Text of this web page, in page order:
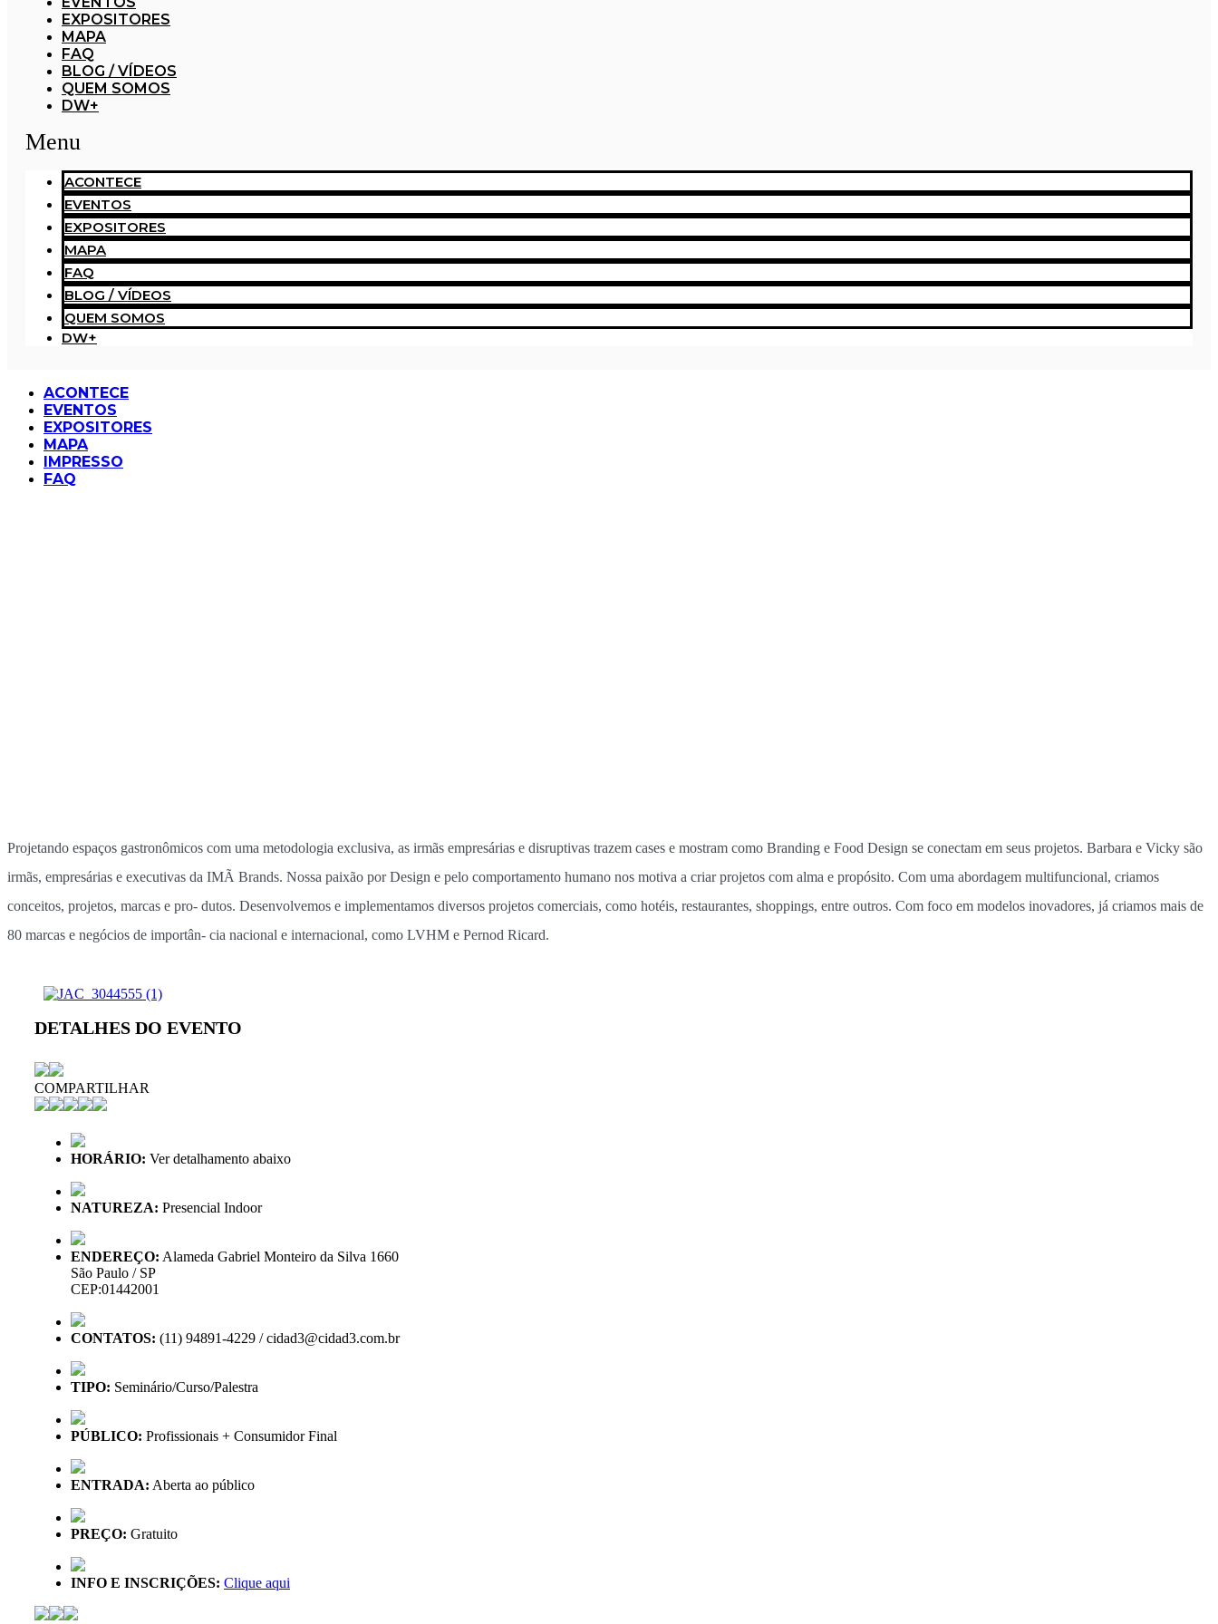
EXPOSITORES
MAPA
FAQ
BLOG / VÍDEOS
QUEM SOMOS
DW+
Menu
ACONTECE
EVENTOS
EXPOSITORES
MAPA
FAQ
BLOG / VÍDEOS
QUEM SOMOS
DW+
ACONTECE
EVENTOS
EXPOSITORES
MAPA
IMPRESSO
FAQ
Projetando espaços gastronômicos com uma metodologia exclusiva, as irmãs empresárias e disruptivas trazem cases e mostram como Branding e Food Design se conectam em seus projetos. Barbara e Vicky são
irmãs, empresárias e executivas da IMÃ Brands. Nossa paixão por Design e pelo comportamento humano nos motiva a criar projetos com alma e propósito. Com uma abordagem multifuncional, criamos
conceitos, projetos, marcas e pro- dutos. Desenvolvemos e implementamos diversos projetos comerciais, como hotéis, restaurantes, shoppings, entre outros. Com foco em modelos inovadores, já criamos mais de
80 marcas e negócios de importân- cia nacional e internacional, como LVHM e Pernod Ricard.
DETALHES DO EVENTO
COMPARTILHAR
HORÁRIO: Ver detalhamento abaixo
NATUREZA: Presencial Indoor
ENDEREÇO: Alameda Gabriel Monteiro da Silva 1660
São Paulo / SP
CEP:01442001
CONTATOS: (11) 94891-4229 / cidad3@cidad3.com.br
TIPO: Seminário/Curso/Palestra
PÚBLICO: Profissionais + Consumidor Final
ENTRADA: Aberta ao público
PREÇO: Gratuito
INFO E INSCRIÇÕES: Clique aqui